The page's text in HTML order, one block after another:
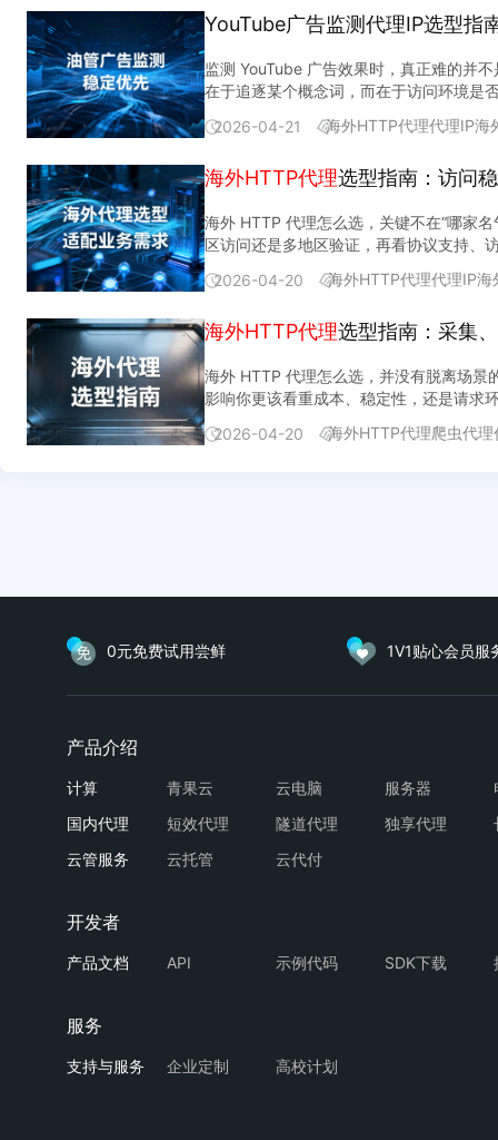
内办公，需要在境外部署服务器作为采集
术上可以，但不建议同一个采集任务混
级池，敏感的走住宅池。我们青果网络在
A：看月消耗量。按请求数适合并发稳定
阶梯降价具体怎么算？ A：以超级池短效
估的业务提前规划采购量。 Q5： 海外
方可用率99.9%(来源：青果网络官网)是
满一个业务周期，统计实际成功率、平均
理·超级池·按流量，每次请求自动换IP，1000GB档4.5元/GB（来源：青果网络
池） 纯净度 海外短效代理·超级池 广告效果监测 线路（住宅池） 纯净度 国家覆盖 海外短效/隧道代理·住宅池 搜索结果区域差异分析 国家覆盖精度 纯净度 线路（超级池） 海
外隧道代理·超级池 跨境物流信息查询 国家覆盖精度 线路（超级池） 纯净度 海外短效代理·超级池 需要强调的边界：以上框架针对的是境外网络环境下的公开数据采集。海外
代理仅支持在境外网络环境下使用（来源：青果网络官网），境内网
家IP多”，而是“国家覆盖精度、线路类型
海外短效代理·超级池按量计费9.9元/GB
果网络官网），每次请求自动换IP，纯净
款单价低。 常见问题Q1：海外代理IP的
广告效果监测的任务走住宅池保真实性，
标国家的IP覆盖够不够用？ A：最直接的
量且重复率低于10%，说明覆盖深度够用
的，今天纯净的IP明天可能被目标站点标
理和海外隧道代理怎么选？ A：看你是否
IP，切换逻辑下沉到服务端，采集程序不
Q5：海外代理IP能在国内网络环境下使
型前先确认采集服务器部署在境外网络环
道159元/月起（来源：青果网络官网），
际消耗流量 约588G 约515G 月流量费 约1764元 约3605元 月运维排查工时 约40小时 约8小时 运维工时成本（按150元/时） 6000元 1200元 项目延迟（月均） 2-3天 极
少 月总成本（不含延迟） 约7764元 约4805元 数字是示意性的，但逻辑是普适的：当业务成功率差距超过10个百分点，运维工时差距超过4倍时，流量单价上的”便宜”几乎
流信息查询的团队可以把”运维排查”换成
设计有问题，换再贵的IP池也解决不了成功率问题。代理IP
本篇判断：海外数据采集的选型不应该从
源：青果网络官网）走得通，日更600万
择我们青果网络的海外短效代理·住宅池7
功率回答的是”采集任务花多少钱”。企
的判定逻辑。目标站点如果不区分IP来源
得通。差价不是质量差，是IP来源类型的
A：指使用海外代理IP服务时，用户的网
率。单次抽测拿到99%的可用率不说明问
为池纯净度的默认评估基线。 Q4：不限
源：青果网络官网）更划算，存活时间5-
短效代理有什么区别? A：核心区别在IP
式采集，短效代理合适；做对IP连续性没
代理IP时，除了价格和成功率，还该看什
反复遇到过同一类问题：两条业务线共
省的是配置成本，赔的是两条线的连续可用率。 三个坑踩完，这个团队最终的选型路径长什么样？复盘这个团队从踩坑到纠偏的全过程，选型路径可以
的判定逻辑选IP类型。 先搞清楚目标站点
分通道。 高频短会话（选品列表抓取）
径纠偏后，选品采集成功率从60%回到
据）。关键变化不在于换了更大的IP池，
列表批量抓取这类对IP类型不敏感、请求
集和物流信息跟踪这类目标站点判定严格
隔离，选品线和物流线各走各的出口。做
坏，是IP类型对采集目标的判定逻辑不同
怎么判断目标站点是否区分机房IP和住宅
正常、之后骤降，大概率是目标站点对
能。海外代理仅支持在境外网络环境下使
Q4：采集任务之间的“业务隔离”具体怎
服务实践中，把这条做成默认配置：选品
流量 99 元/通道起 按量 4 元/G 起；不限流量按请求 190 元/请求起 计费·住宅池 按量 7 元/G 起 按量 7
号） → 海外短效代理更合适，同一IP保
台对IP类型判定严格 → 住宅池（7 元/G
询需求，需评估是否适用国内的独享代理或长效代理。 协议选择与鉴权配置代理类型确定后，配置协议和鉴权。 协议选择： HTTP
HTTP 协议，选 HTTP（S） 即可SOCKS5：查询
到白名单 配置示例（Python requests 库 + 账密认证）： import requests proxies = { "http"： "http：//用户名：密码@代理地址：端口"， "https"： "http：//用户名：密
response.text[：200]） 接入后先跑一次单条查询，确认返回数据完整再接入批量逻辑。 请求频率与IP轮换策略怎么设接入成功后，稳定性取决于请求频率和IP轮换策略是否
合理。 频率控制原则： 单IP请求间隔 ≥3–5 秒（具体取决于目标平台的频率控制策略，需实测确认）并发数控制：代理端不限并发，但目标平台有自己的并发容忍度——代理
不限并发不等于目标站点不限并发，上
单用同一IP持续查，间隔 3–5 秒；IP 存活到期后自动分配新 IP 混合模式（批量 + 追踪） 批量部分走隧道代理
节：物流查询的请求体通常很小（单次几
上线前的自测验证清单配置完成后，正式上量前过一遍验证清单： 验证项 验证方法 通过标准 出口地域正确
命中目标国家 返回数据完整 用代理查一个已知运单号，对比预期返回的字段结构 字段完整，无截断、无重定向 频率可控 以目标频率连续请求 100 次，记录成功/失败/被限制
次数 成功率 ≥95% 轮换生效 连续 10 次请求后记录出口 IP，确认IP在预期内轮换 隧道代理每次不同；短效代理存活期内一致 长时间稳定性 以正式频率连续运行 6 小时，记
IP和住宅 IP，用机房超级池成本更低；如
限流量套餐哪个划算? 物流查询的单次请
请求频率是否超限（降频后观察是否恢复
发、高吞吐量的核心采集任务排除在外
带宽高、延迟低 机房服务器直连骨干网，不受住宅
WHOIS 查询可识别 目标站点如果检测 ASN 归属，可能标记；如果只检
的单位数据成本更可控 与住宅代理的本质区别：住宅代理的IP注册在 ISP 分配给家庭用户的 ASN 下，从网络拓扑上看”更像真人访问”。但”更像真人”是一个手段，不是目的
——目的是采集成功率。如果目标站点的检测逻辑不依赖 ASN 归
网）： 接入形态 计费模式 IP 切换方式 起步价 适配场景特征 海外短效代理（超级池） 按流量计费 按存活时间自动轮换，1–60 分钟 3 元/G 起 采集端自主控制IP存活，适合
底层资源，协议全线支持 HTTP(S)/
住宅池起步价 7 元/G 起（来源：官网）
上的差异，选型判断应该回到”采集目标对IP出口类型的检测逻辑”上。 什么场景该用数据中心代理，什
你”的问题。按目标站点的检测逻辑拆分： 数据中心代理（机房超级池）更适配
发、带宽敏感的采集任务：单日百万级请
断运行，机房代理的延迟稳定性（平均
YouTube广告监测代理IP选型指
监测 YouTube 广告效果时，真正难的并
在于追逐某个概念词，而在于访问环境是
2026-04-21
海外HTTP代理代理IP海
海外HTTP代理选型指南：访问
海外 HTTP 代理怎么选，关键不在“哪家
2026-04-20 海外HTTP代理代理IP海
海外HTTP代理选型指南：采集
海外 HTTP 代理怎么选，并没有脱离场景
影响你更该看重成本、稳定性，还是请求
2026-04-20
海外HTTP代理爬虫代理
0元免费试用尝鲜 1V1贴心会员服
青果云 云电脑 服务器
短效代理
隧道代理 独享代理
云托管
云代付
API 示例代码 SDK下载
企业定制 高校计划